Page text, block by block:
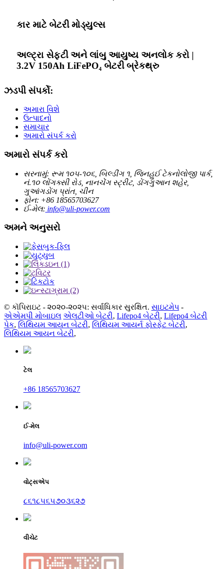
કાર માટે બેટરી મોડ્યુલ્સ
અલ્ટ્રા સેફ્ટી અને લાંબુ આયુષ્ય અનલોક કરો |
3.2V 150Ah LiFePO₄ બેટરી બ્રેકથ્રુ
ઝડપી સંપર્કો:
અમારા વિશે
ઉત્પાદનો
સમાચાર
અમારો સંપર્ક કરો
અમારો સંપર્ક કરો
સરનામું: રૂમ ૧૦૫-૧૦૬, બિલ્ડીંગ ૧, જિનહુઈ ટેકનોલોજી પાર્ક,
નં.૧૦ લોંગક્સી રોડ, નાનચેંગ સ્ટ્રીટ, ડોંગગુઆન શહેર,
ગુઆંગડોંગ પ્રાંત, ચીન
ફોન: +86 18565703627
ઈ-મેલ: info@uli-power.com
અમને અનુસરો
© કૉપિરાઇટ - ૨૦૨૦-૨૦૨૫: સર્વાધિકાર સુરક્ષિત. સાઇટમેપ -
એએમપી મોબાઇલ એલટીઓ બેટરી, Lifepo4 બેટરી, Lifepo4 બેટરી
પેક, લિથિયમ આયન બેટરી, લિથિયમ આયર્ન ફોસ્ફેટ બેટરી,
લિથિયમ આયન બેટરી,
ટેલ
+86 18565703627
ઈ-મેલ
info@uli-power.com
વોટ્સએપ
૮૬૧૮૫૬૫૭૦૩૬૨૭
વીચેટ